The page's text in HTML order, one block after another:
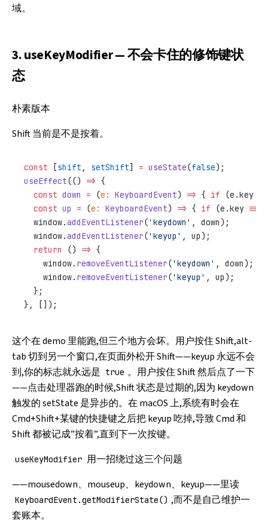
域。
3. useKeyModifier — 不会卡住的修饰键状
态
朴素版本
Shift 当前是不是按着。
const [shift , setShift] = useState(false);
useEffect(() => {
  const
down = (e : KeyboardEvent) => { if (e.key
  const
up = (e : KeyboardEvent) => { if (e.key ===
  window.
addEventListener('keydown' , down);
  window.
addEventListener('keyup' , up);
  return
() => {
    window.
removeEventListener('keydown' , down);
    window.
removeEventListener('keyup' , up);
  };
}, []);
这个在 demo 里能跑,但三个地方会坏。用户按住 Shift,alt-
tab 切到另一个窗口,在页面外松开 Shift——keyup 永远不会
到,你的标志就永远是 true 。用户按住 Shift 然后点了一下
——点击处理器跑的时候,Shift 状态是过期的,因为 keydown
触发的 setState 是异步的。在 macOS 上,系统有时会在
Cmd+Shift+某键的快捷键之后把 keyup 吃掉,导致 Cmd 和
Shift 都被记成”按着”,直到下一次按键。
useKeyModifier 用一招绕过这三个问题
——mousedown、mouseup、keydown、keyup——里读
KeyboardEvent.getModifierState() ,而不是自己维护一
套账本。